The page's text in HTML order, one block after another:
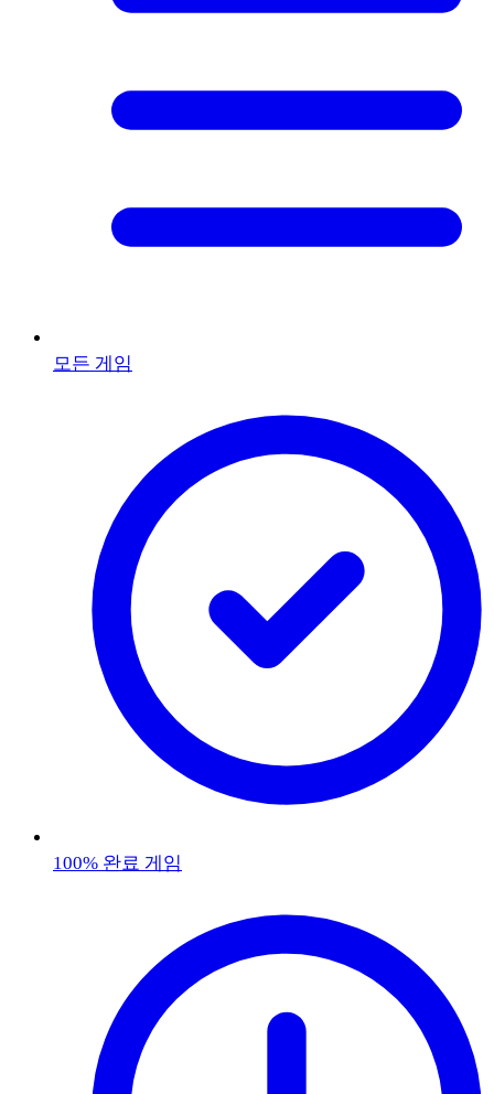
모든 게임
100% 완료 게임